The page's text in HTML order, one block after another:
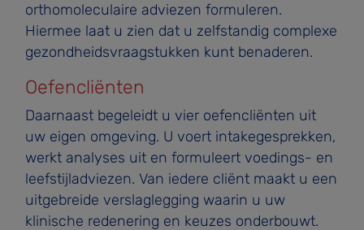
orthomoleculaire adviezen formuleren.
Hiermee laat u zien dat u zelfstandig complexe
gezondheidsvraagstukken kunt benaderen.
Oefencliënten
Daarnaast begeleidt u vier oefencliënten uit
uw eigen omgeving. U voert intakegesprekken,
werkt analyses uit en formuleert voedings- en
leefstijladviezen. Van iedere cliënt maakt u een
uitgebreide verslaglegging waarin u uw
klinische redenering en keuzes onderbouwt.